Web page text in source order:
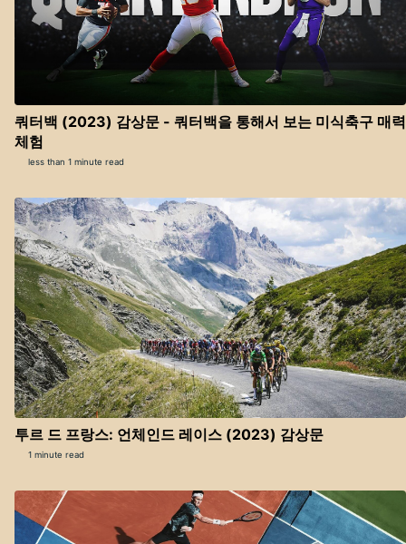
쿼터백 (2023) 감상문 - 쿼터백을 통해서 보는 미식축구 매력
체험
less than 1 minute read
투르 드 프랑스: 언체인드 레이스 (2023) 감상문
1 minute read